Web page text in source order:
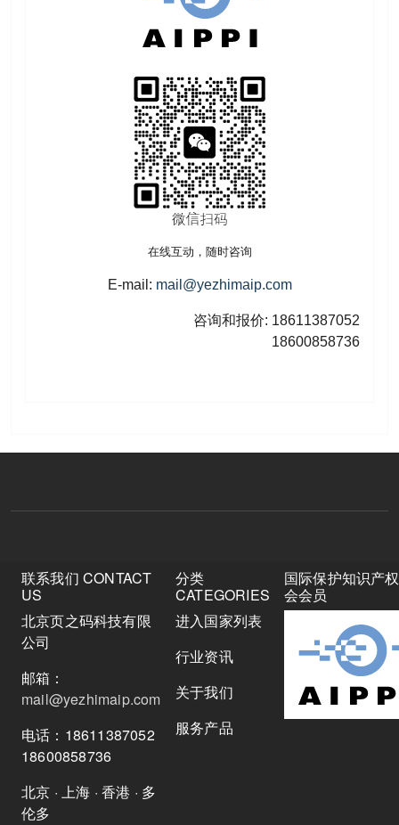
在线互动，随时咨询
E-mail: mail@yezhimaip.com
咨询和报价: 18611387052
18600858736
联系我们 CONTACT
US
北京页之码科技有限
公司
邮箱：
mail@yezhimaip.com
电话：18611387052
18600858736
北京 · 上海 · 香港 · 多
伦多
分类
CATEGORIES
进入国家列表
行业资讯
关于我们
服务产品
国际保护知识产
会会员